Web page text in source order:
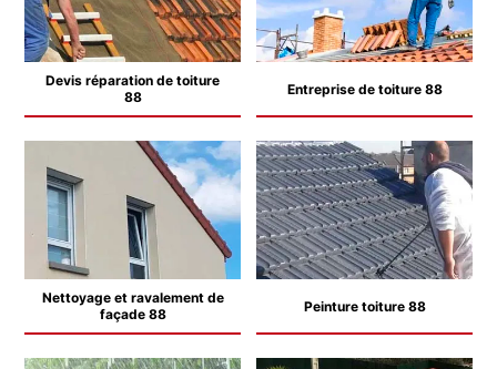
Devis réparation de toiture
88
Entreprise de toiture 88
Nettoyage et ravalement de
façade 88
Peinture toiture 88